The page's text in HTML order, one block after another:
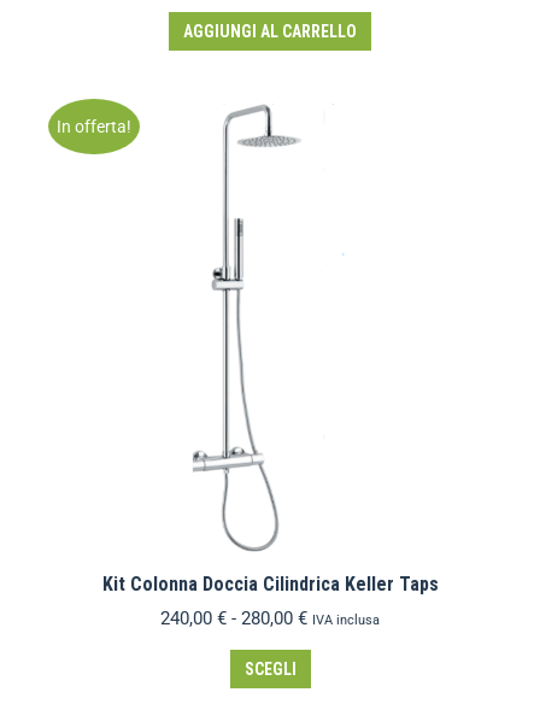
AGGIUNGI AL CARRELLO
In offerta!
Kit Colonna Doccia Cilindrica Keller Taps
240,00 € - 280,00 € IVA inclusa
SCEGLI